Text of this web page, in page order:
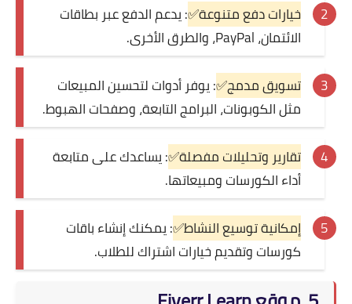
خيارات دفع متنوعة✅: يدعم الدفع عبر بطاقات
الائتمان، PayPal، والطرق الأخرى.
تسويق مدمج✅: يوفر أدوات لتحسين المبيعات
مثل الكوبونات، البرامج التابعة، وصفحات الهبوط.
تقارير وتحليلات مفصلة✅: يساعدك على متابعة
أداء الكورسات ومبيعاتها.
إمكانية توسيع النشاط✅: يمكنك إنشاء باقات
كورسات وتقديم خيارات اشتراك للطلاب.